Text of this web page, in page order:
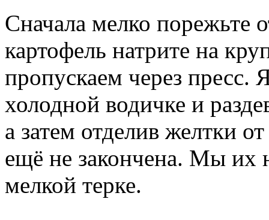
Сначала мелко порежьте
картофель натрите на
пропускаем через пресс.
холодной водичке и
а затем отделив желтки
ещё не закончена. Мы их
мелкой терке.